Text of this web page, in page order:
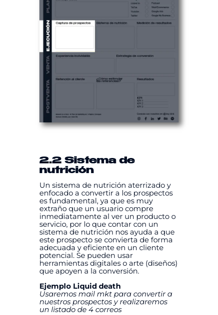
2.2 Sistema de
nutrición
Un sistema de nutrición aterrizado y
enfocado a convertir a los prospectos
es fundamental, ya que es muy
extraño que un usuario compre
inmediatamente al ver un producto o
servicio, por lo que contar con un
sistema de nutrición nos ayuda a que
este prospecto se convierta de forma
adecuada y eficiente en un cliente
potencial. Se pueden usar
herramientas digitales o arte (diseños)
que apoyen a la conversión.
Ejemplo Liquid death
Usaremos mail mkt para convertir a
nuestros prospectos y realizaremos
un listado de 4 correos